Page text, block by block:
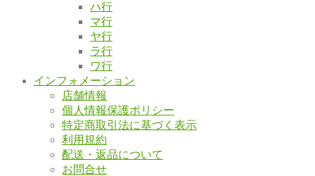
ハ行
マ行
ヤ行
ラ行
ワ行
インフォメーション
店舗情報
個人情報保護ポリシー
特定商取引法に基づく表示
利用規約
配送・返品について
お問合せ